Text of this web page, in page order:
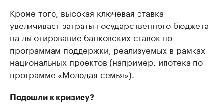
Кроме того, высокая ключевая ставка
увеличивает затраты государственного бюджета
на льготирование банковских ставок по
программам поддержки, реализуемых в рамках
национальных проектов (например, ипотека по
программе «Молодая семья»).
Подошли к кризису?